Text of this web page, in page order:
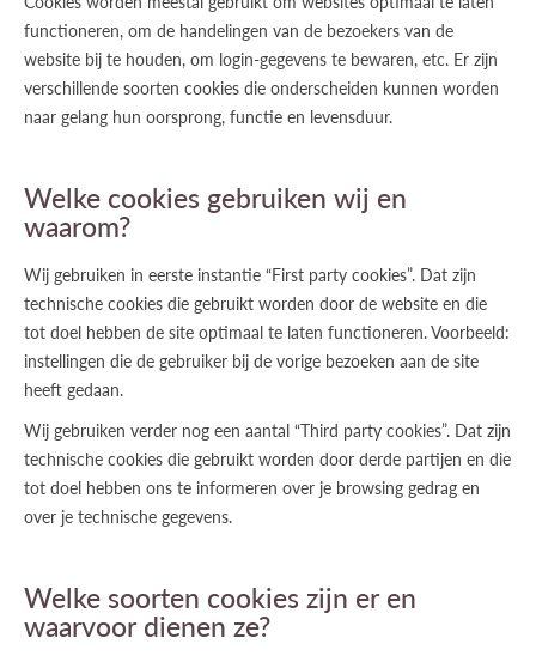
functioneren, om de handelingen van de bezoekers van de
website bij te houden, om login-gegevens te bewaren, etc. Er zijn
verschillende soorten cookies die onderscheiden kunnen worden
naar gelang hun oorsprong, functie en levensduur.
Welke cookies gebruiken wij en
waarom?
Wij gebruiken in eerste instantie “First party cookies”. Dat zijn
technische cookies die gebruikt worden door de website en die
tot doel hebben de site optimaal te laten functioneren. Voorbeeld:
instellingen die de gebruiker bij de vorige bezoeken aan de site
heeft gedaan.
Wij gebruiken verder nog een aantal “Third party cookies”. Dat zijn
technische cookies die gebruikt worden door derde partijen en die
tot doel hebben ons te informeren over je browsing gedrag en
over je technische gegevens.
Welke soorten cookies zijn er en
waarvoor dienen ze?